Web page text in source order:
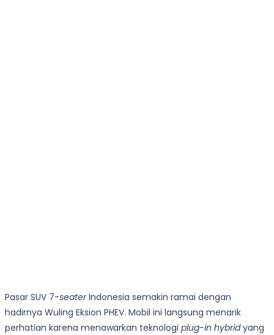
Pasar SUV 7-seaterIndonesia semakin ramai dengan
hadirnya Wuling Eksion PHEV. Mobil ini langsung menarik
perhatian karena menawarkan teknologi plug-in hybridyang